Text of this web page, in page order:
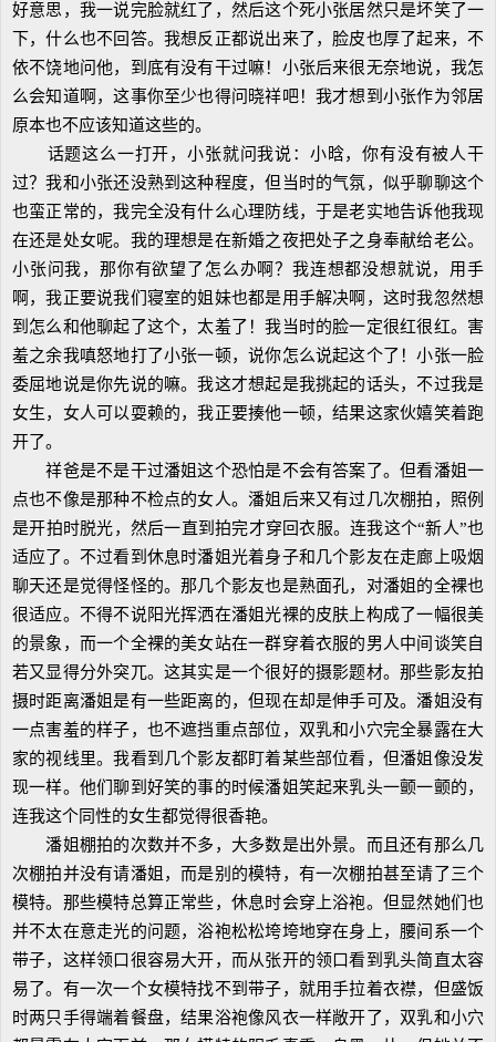
好意思，我一说完脸就红了，然后这个死小张居然只是坏笑了一
下，什么也不回答。我想反正都说出来了，脸皮也厚了起来，不
依不饶地问他，到底有没有干过嘛！小张后来很无奈地说，我怎
么会知道啊，这事你至少也得问晓祥吧！我才想到小张作为邻居
原本也不应该知道这些的。
话题这么一打开，小张就问我说：小晗，你有没有被人干
过？我和小张还没熟到这种程度，但当时的气氛，似乎聊聊这个
也蛮正常的，我完全没有什么心理防线，于是老实地告诉他我现
在还是处女呢。我的理想是在新婚之夜把处子之身奉献给老公。
小张问我，那你有欲望了怎么办啊？我连想都没想就说，用手
啊，我正要说我们寝室的姐妹也都是用手解决啊，这时我忽然想
到怎么和他聊起了这个，太羞了！我当时的脸一定很红很红。害
羞之余我嗔怒地打了小张一顿，说你怎么说起这个了！小张一脸
委屈地说是你先说的嘛。我这才想起是我挑起的话头，不过我是
女生，女人可以耍赖的，我正要揍他一顿，结果这家伙嬉笑着跑
开了。
祥爸是不是干过潘姐这个恐怕是不会有答案了。但看潘姐一
点也不像是那种不检点的女人。潘姐后来又有过几次棚拍，照例
是开拍时脱光，然后一直到拍完才穿回衣服。连我这个“新人”也
适应了。不过看到休息时潘姐光着身子和几个影友在走廊上吸烟
聊天还是觉得怪怪的。那几个影友也是熟面孔，对潘姐的全裸也
很适应。不得不说阳光挥洒在潘姐光裸的皮肤上构成了一幅很美
的景象，而一个全裸的美女站在一群穿着衣服的男人中间谈笑自
若又显得分外突兀。这其实是一个很好的摄影题材。那些影友拍
摄时距离潘姐是有一些距离的，但现在却是伸手可及。潘姐没有
一点害羞的样子，也不遮挡重点部位，双乳和小穴完全暴露在大
家的视线里。我看到几个影友都盯着某些部位看，但潘姐像没发
现一样。他们聊到好笑的事的时候潘姐笑起来乳头一颤一颤的，
连我这个同性的女生都觉得很香艳。
潘姐棚拍的次数并不多，大多数是出外景。而且还有那么几
次棚拍并没有请潘姐，而是别的模特，有一次棚拍甚至请了三个
模特。那些模特总算正常些，休息时会穿上浴袍。但显然她们也
并不太在意走光的问题，浴袍松松垮垮地穿在身上，腰间系一个
带子，这样领口很容易大开，而从张开的领口看到乳头简直太容
易了。有一次一个女模特找不到带子，就用手拉着衣襟，但盛饭
时两只手得端着餐盘，结果浴袍像风衣一样敞开了，双乳和小穴